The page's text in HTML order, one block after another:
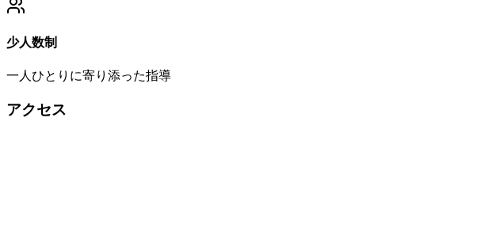
少人数制
一人ひとりに寄り添った指導
アクセス